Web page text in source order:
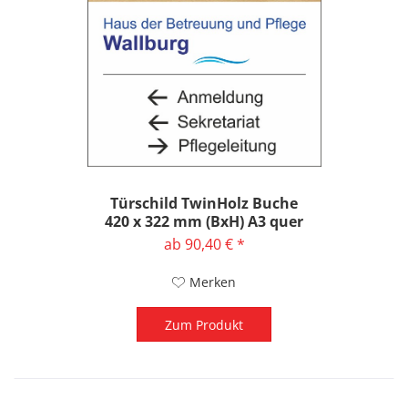
Türschild TwinHolz Buche
420 x 322 mm (BxH) A3 quer
ab 90,40 € *
Merken
Zum Produkt